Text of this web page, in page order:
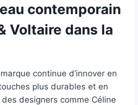
contemporain
Voltaire dans la
continue d’innover en
plus durables et en
designers comme Céline